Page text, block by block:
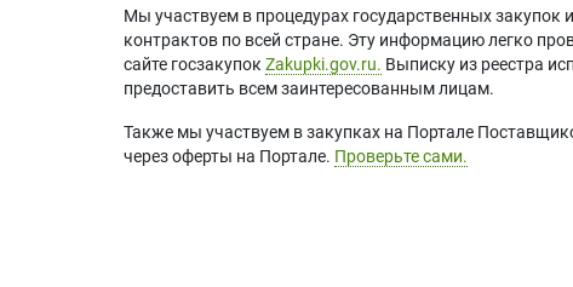
Мы участвуем в процедурах государственных
контрактов по всей стране. Эту информацию легко
сайте госзакупок Zakupki.gov.ru. Выписку из реестра
предоставить всем заинтересованным лицам.
Также мы участвуем в закупках на Портале
через оферты на Портале. Проверьте сами.